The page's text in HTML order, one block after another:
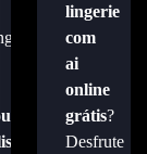
lingerie
com
ai
online
grátis?
Desfrute